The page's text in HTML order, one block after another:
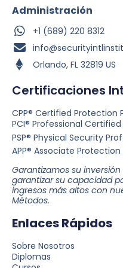
Administración
+1 (689) 220 8312
Orlando, FL 32819 US
Certificaciones
CPP® Certified Protection
PCI® Professional
PSP® Physical Security
APP® Associate
Garantizamos su
garantizar su capacidad
ingresos más altos con
Métodos.
Enlaces Rápidos
Sobre Nosotros
Diplomas